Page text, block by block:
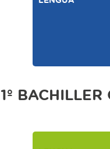
1º BACHILLER